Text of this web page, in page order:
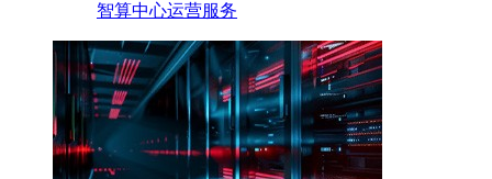
智算中心运营服务